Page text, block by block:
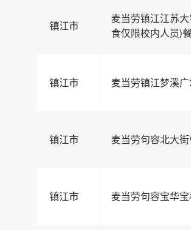
镇江市
麦当劳镇江江苏
食仅限校内人员)
镇江市 麦当劳镇江梦溪
镇江市 麦当劳句容北大
镇江市 麦当劳句容宝华